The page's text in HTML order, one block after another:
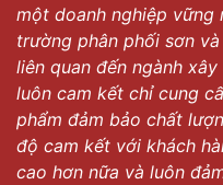
một doanh nghiệp vững
trường phân phối sơn
liên quan đến ngành
luôn cam kết chỉ cung
phẩm đảm bảo chất
độ cam kết với khách
cao hơn nữa và luôn